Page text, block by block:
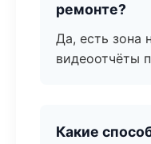
ремонте?
Да, есть зона
видеоотчёты
Какие